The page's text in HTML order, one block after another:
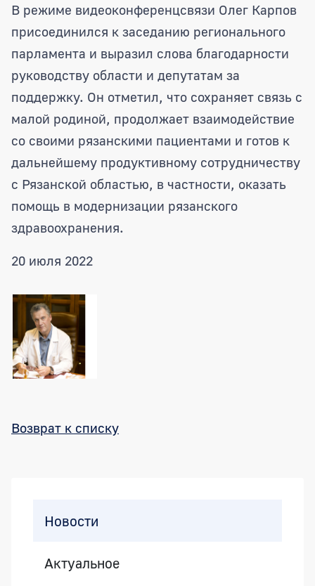
В режиме видеоконференцсвязи Олег Карпов
присоединился к заседанию регионального
парламента и выразил слова благодарности
руководству области и депутатам за
поддержку. Он отметил, что сохраняет связь с
малой родиной, продолжает взаимодействие
со своими рязанскими пациентами и готов к
дальнейшему продуктивному сотрудничеству
с Рязанской областью, в частности, оказать
помощь в модернизации рязанского
здравоохранения.
20 июля 2022
Возврат к списку
Новости
Актуальное